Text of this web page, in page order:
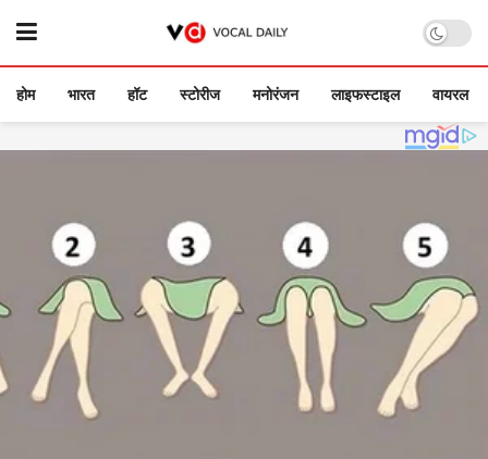
होम भारत हॉट स्टोरीज मनोरंजन लाइफस्टाइल वायरल